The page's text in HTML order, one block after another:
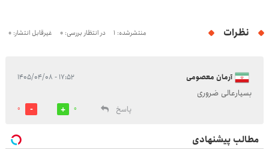
نظرات منتشرشده: 1 در انتظار بررسی: 0 غیرقابل انتشار: 0
آرمان معصومی ۱۷:۵۲ - ۱۴۰۵/۰۴/۰۸
بسیارعالی ضروری
پاسخ
0
0
مطالب پیشنهادی